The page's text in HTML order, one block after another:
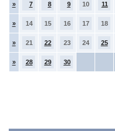
» 7 8 9 10 11
» 14 15 16 17 18
» 21 22 23 24 25
» 28 29 30